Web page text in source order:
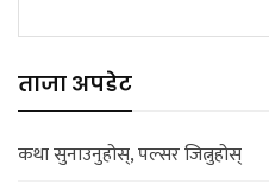
ताजा अपडेट
कथा सुनाउनुहोस्, पल्सर जित्नुहोस्